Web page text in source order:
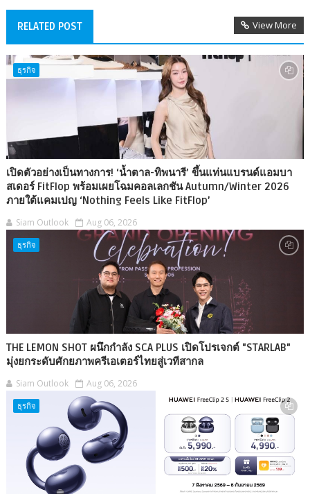
RELATED POST View More
ธุรกิจ
เปิดตัวอย่างเป็นทางการ! ‘น้ำตาล-ทิพนารี’ ขึ้นแท่นแบรนด์แอมบา
สเดอร์ FitFlop พร้อมเผยโฉมคอลเลกชัน Autumn/Winter 2026
ภายใต้แคมเปญ ‘Nothing Feels Like FitFlop’
Siam Outlook Aug 06, 2026
ธุรกิจ
THE LEMON SHOT ผนึกกำลัง SCA PLUS เปิดโปรเจกต์ "STARLAB"
มุ่งยกระดับศักยภาพครีเอเตอร์ไทยสู่เวทีสากล
Siam Outlook Aug 06, 2026
ธุรกิจ